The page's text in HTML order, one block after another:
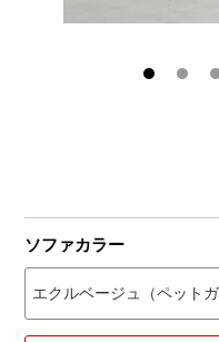
ソファカラー
エクルベージュ（ペット